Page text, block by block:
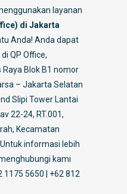
layanan
di Jakarta
Anda! Anda dapat
QP Office,
Blok B1 nomor
– Jakarta Selatan
Slipi Tower Lantai
22-24, RT.001,
Kecamatan
informasi lebih
kami
1175 5650 | +62 812